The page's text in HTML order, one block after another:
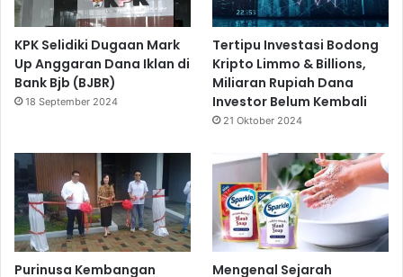
KPK Selidiki Dugaan Mark
Up Anggaran Dana Iklan di
Bank Bjb (BJBR)
18 September 2024
Tertipu Investasi Bodong
Kripto Limmo & Billions,
Miliaran Rupiah Dana
Investor Belum Kembali
21 Oktober 2024
Purinusa Kembangan
Mengenal Sejarah